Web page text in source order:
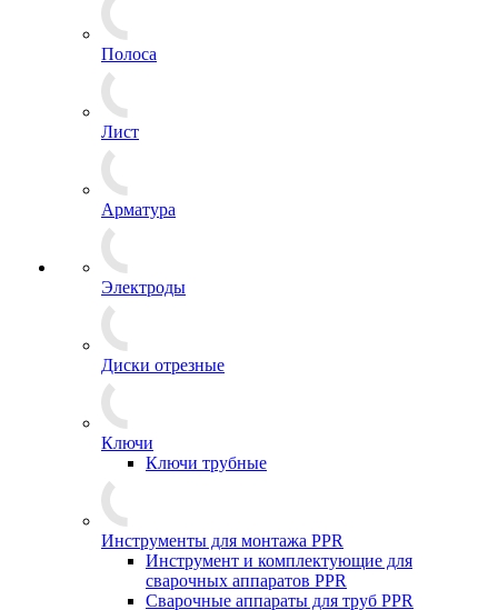
Полоса
Лист
Арматура
Электроды
Диски отрезные
Ключи
Ключи трубные
Инструменты для монтажа PPR
Инструмент и комплектующие для
сварочных аппаратов PPR
Сварочные аппараты для труб PPR